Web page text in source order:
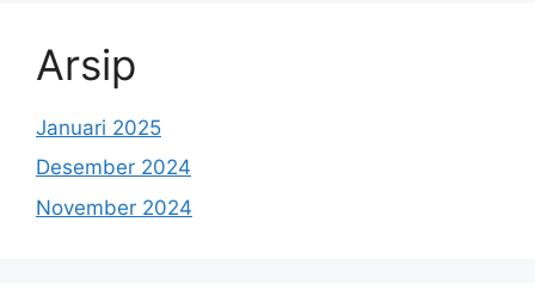
Arsip
Januari 2025
Desember 2024
November 2024